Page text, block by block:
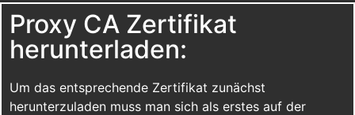
Proxy CA Zertifikat
herunterladen:
Um das entsprechende Zertifikat zunächst
herunterzuladen muss man sich als erstes auf der